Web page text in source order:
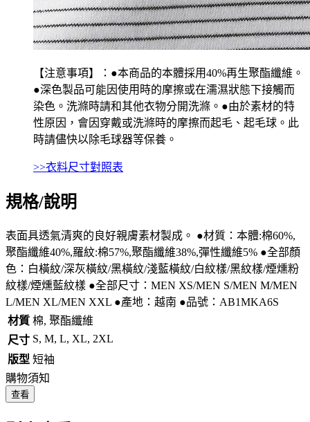
【注意事項】：●本商品的本體採用40%再生聚酯纖維。
●深色製品可能因使用時的摩擦或在濡濕狀態下接觸而
染色。洗滌時請和其他衣物分開洗滌。●由於素材的特
性原因，會因穿戴或洗滌時的摩擦而起毛、起毛球。此
時請儘快以除毛球器等保養。
>>衣料尺寸對照表
規格/說明
表面具透氣清爽的良好親膚素材製成。 ●材質：本體:棉60%,
聚酯纖維40%,羅紋:棉57%,聚酯纖維38%,彈性纖維5% ●全部顏
色：白橫紋/深灰橫紋/黑橫紋/淺藍橫紋/白紋樣/黑紋樣/煙燻粉
紋樣/煙燻藍紋樣 ●全部尺寸：MEN XS/MEN S/MEN M/MEN
L/MEN XL/MEN XXL ●產地：越南 ●品號：AB1MKA6S
材質 棉, 聚酯纖維
尺寸 S, M, L, XL, 2XL
版型 短袖
購物須知
查看